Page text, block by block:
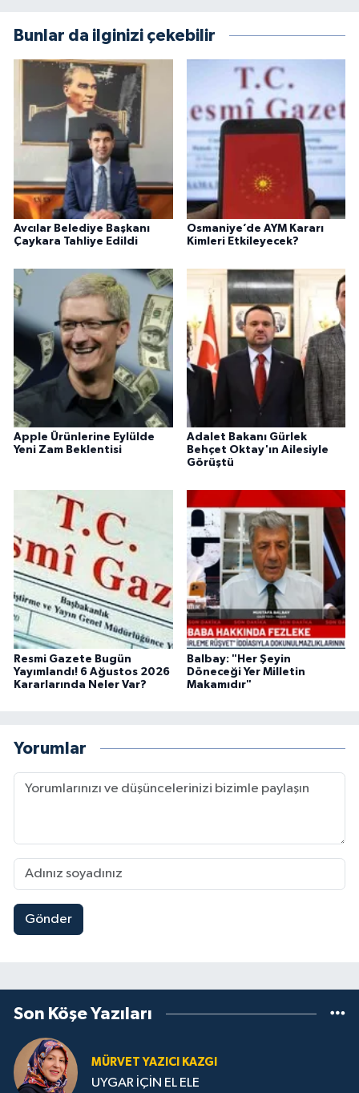
Bunlar da ilginizi çekebilir
Avcılar Belediye Başkanı
Çaykara Tahliye Edildi
Osmaniye’de AYM Kararı
Kimleri Etkileyecek?
Apple Ürünlerine Eylülde
Yeni Zam Beklentisi
Adalet Bakanı Gürlek
Behçet Oktay'ın Ailesiyle
Görüştü
Resmi Gazete Bugün
Yayımlandı! 6 Ağustos 2026
Kararlarında Neler Var?
Balbay: "Her Şeyin
Döneceği Yer Milletin
Makamıdır"
Yorumlar
Gönder
Son Köşe Yazıları
MÜRVET YAZICI KAZGI
UYGAR İÇİN EL ELE